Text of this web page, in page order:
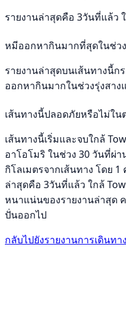
รายงานล่าสุดคือ 3วันที่แล้ว
หมีออกหากินมากที่สุดในช่ว
รายงานล่าสุดบนเส้นทางนี้
ออกหากินมากในช่วงรุ่งสาง
เส้นทางนี้ปลอดภัยหรือไม่ใน
เส้นทางนี้เริ่มและจบใกล้
อาโอโมริ ในช่วง 30 วันที่ผ่
กิโลเมตรจากเส้นทาง โดย
ล่าสุดคือ 3วันที่แล้ว ใกล้
หนาแน่นของรายงานล่าสุด
ปั่นออกไป
กลับไปยังรายงานการเดินทาง